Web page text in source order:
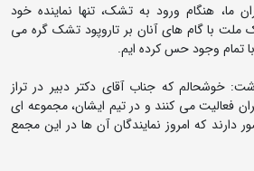
ما، هنگام ورود به تشک، تنها نماینده خود
ملت با گام های آنان بر تاروپود تشک گره می
تمام وجود حس کرده ایم.
خوشحالم که جناب آقای دکتر دبیر در تراز
فعالیت می کنند و در تیم ایشان، مجموعه ای
دارند که امروز نمایندگان آن ها در این مجمع